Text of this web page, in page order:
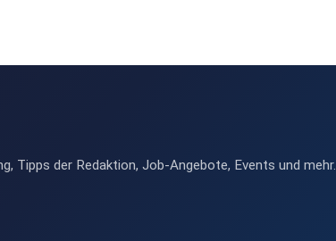
Tipps der Redaktion, Job-Angebote, Events und mehr.